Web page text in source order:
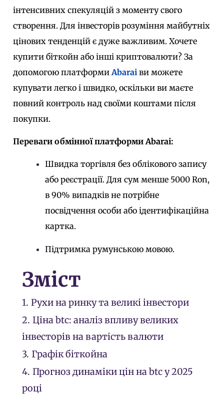
інтенсивних спекуляцій з моменту свого
створення. Для інвесторів розуміння майбутніх
цінових тенденцій є дуже важливим. Хочете
купити біткойн або інші криптовалюти? За
допомогою платформи Abarai ви можете
купувати легко і швидко, оскільки ви маєте
повний контроль над своїми коштами після
покупки.
Переваги обмінної платформи Abarai:
Швидка торгівля без облікового запису
або реєстрації. Для сум менше 5000 Ron,
в 90% випадків не потрібне
посвідчення особи або ідентифікаційна
картка.
Підтримка румунською мовою.
Зміст
1. Рухи на ринку та великі інвестори
2. Ціна btc: аналіз впливу великих
інвесторів на вартість валюти
3. Графік біткойна
4. Прогноз динаміки цін на btc у 2025
році